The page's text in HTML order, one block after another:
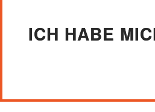
ICH HABE